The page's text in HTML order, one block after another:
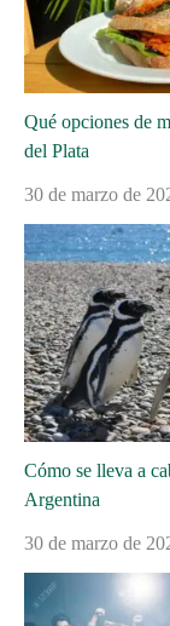
Qué opciones de
del Plata
30 de marzo de
Cómo se lleva a
Argentina
30 de marzo de